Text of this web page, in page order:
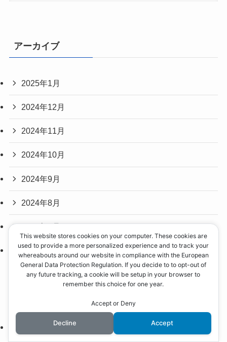
アーカイブ
2025年1月
2024年12月
2024年11月
2024年10月
2024年9月
2024年8月
2024年7月
2024年6月
This website stores cookies on your computer. These cookies are
used to provide a more personalized experience and to track your
whereabouts around our website in compliance with the European
General Data Protection Regulation. If you decide to to opt-out of
any future tracking, a cookie will be setup in your browser to
remember this choice for one year.
Accept or Deny
Decline Accept